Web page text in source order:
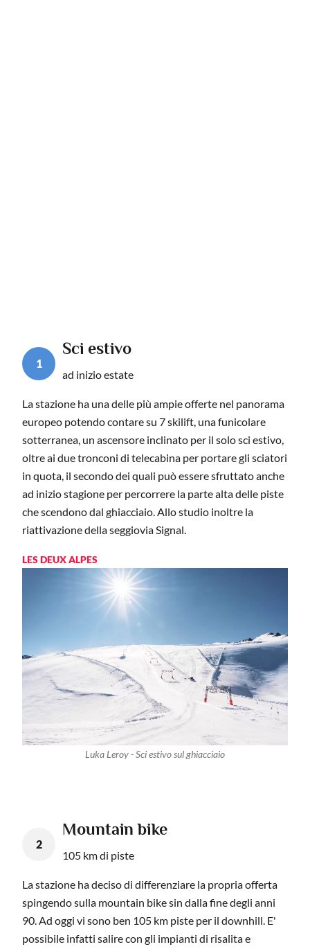
Luka Leroy - Sci estivo sul ghiacciaio
1
Sci estivo
ad inizio estate
La stazione ha una delle più ampie offerte nel panorama
europeo potendo contare su 7 skilift, una funicolare
sotterranea, un ascensore inclinato per il solo sci estivo,
oltre ai due tronconi di telecabina per portare gli sciatori
in quota, il secondo dei quali può essere sfruttato anche
ad inizio stagione per percorrere la parte alta delle piste
che scendono dal ghiacciaio. Allo studio inoltre la
riattivazione della seggiovia Signal.
LES DEUX ALPES
2
Mountain bike
105 km di piste
La stazione ha deciso di differenziare la propria offerta
spingendo sulla mountain bike sin dalla fine degli anni
90. Ad oggi vi sono ben 105 km piste per il downhill. E'
possibile infatti salire con gli impianti di risalita e